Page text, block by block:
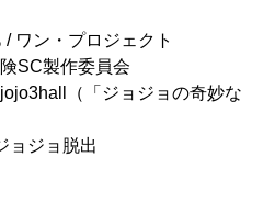
ワン・プロジェクト
SC製作委員会
（「ジョジョの奇妙な
脱出